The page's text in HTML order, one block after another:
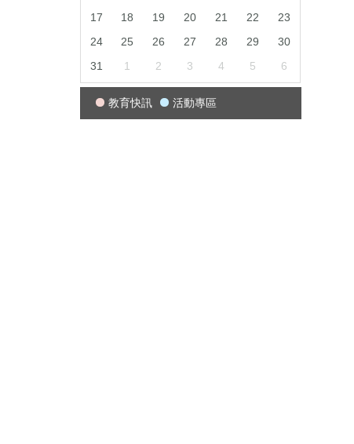
17
18 19 20 21 22
23
24
25 26 27 28 29
30
31
1 2 3 4 5 6
教育快訊 活動專區